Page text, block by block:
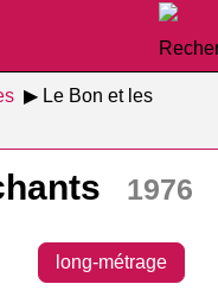
Le Bon et les
1976
long-métrage